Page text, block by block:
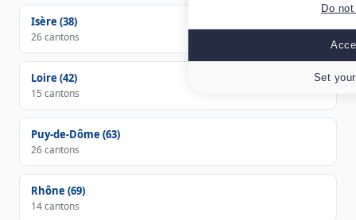
Isère (38)
26 cantons
Loire (42)
15 cantons
Puy-de-Dôme (63)
26 cantons
Rhône (69)
14 cantons
Do
Set